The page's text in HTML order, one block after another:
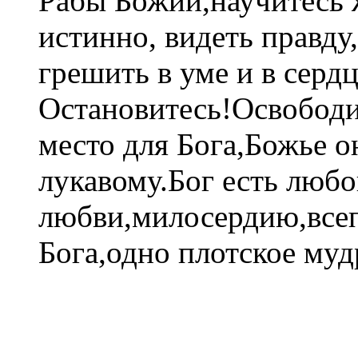
истинно, видеть
грешить в уме и в
место для Бога,Божье
лукавому.Бог есть
Бога,одно плотское